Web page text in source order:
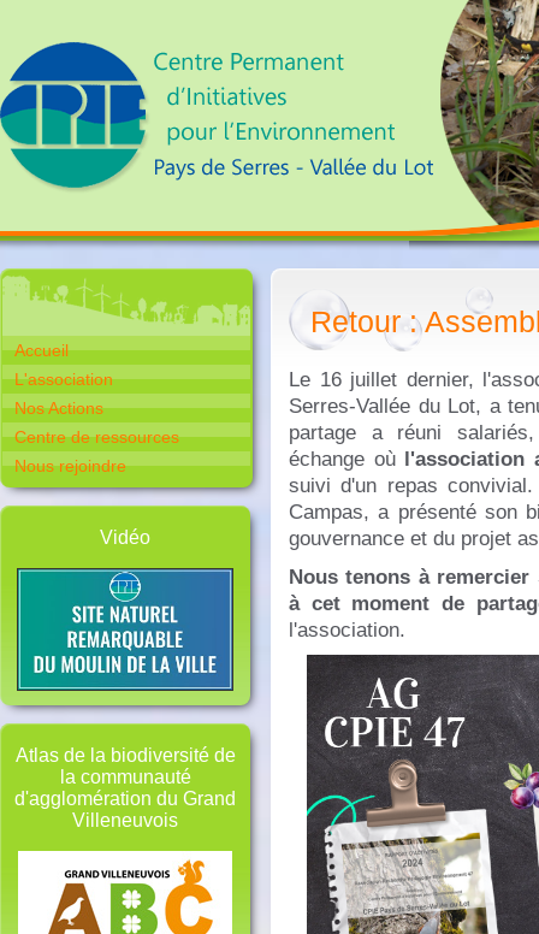
Accueil
L'association
Nos Actions
Centre de ressources
Nous rejoindre
Vidéo
Atlas de la biodiversité de
la communauté
d'agglomération du Grand
Villeneuvois
Retour :
Le 16 juillet dernier,
Serres-Vallée du Lot, a
partage a réuni
échange où l'association
suivi d'un repas
Campas, a présenté son
gouvernance et du projet
Nous tenons à
à cet moment de
l'association.